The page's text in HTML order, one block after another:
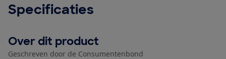
Specificaties
Over dit product
Geschreven door de Consumentenbond